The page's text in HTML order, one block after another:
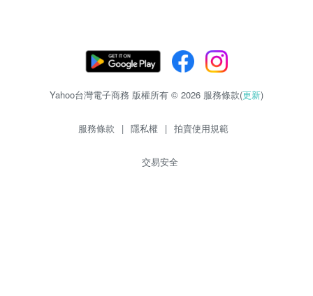
Yahoo台灣電子商務 版權所有 © 2026 服務條款(更新)
服務條款 | 隱私權 | 拍賣使用規範
交易安全